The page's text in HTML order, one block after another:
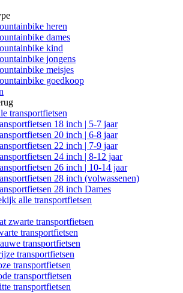
heren
dames
kind
jongens
meisjes
goedkoop
transportfietsen
18 inch | 5-7 jaar
20 inch | 6-8 jaar
22 inch | 7-9 jaar
24 inch | 8-12 jaar
26 inch | 10-14 jaar
28 inch (volwassenen)
28 inch Dames
alle transportfietsen
zwarte transportfietsen
transportfietsen
transportfietsen
transportfietsen
transportfietsen
transportfietsen
transportfietsen